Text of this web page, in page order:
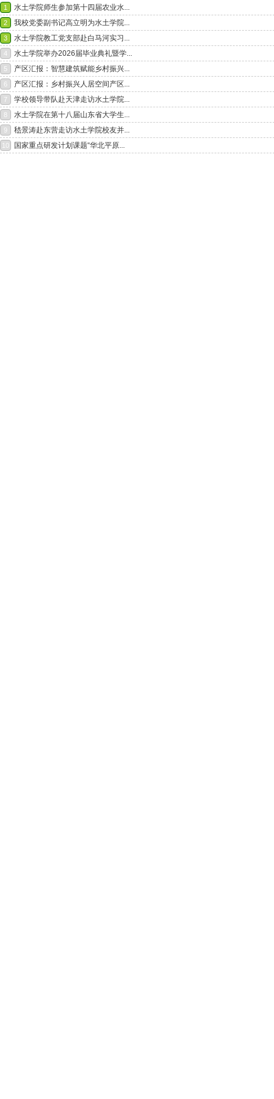
1 水土学院师生参加第十四届农业水...
2 我校党委副书记高立明为水土学院...
3 水土学院教工党支部赴白马河实习...
4 水土学院举办2026届毕业典礼暨学...
5 产区汇报：智慧建筑赋能乡村振兴...
6 产区汇报：乡村振兴人居空间产区...
7 学校领导带队赴天津走访水土学院...
8 水土学院在第十八届山东省大学生...
9 嵇景涛赴东营走访水土学院校友并...
10 国家重点研发计划课题“华北平原...